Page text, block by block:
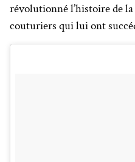
révolutionné l’histoire de
couturiers qui lui ont